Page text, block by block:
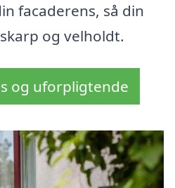
facaderens, så din
og velholdt.
og uforpligtende